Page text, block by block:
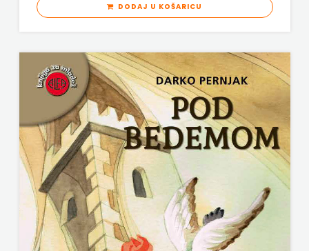
DODAJ U KOŠARICU